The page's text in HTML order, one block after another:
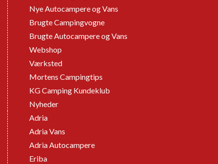
Nye Autocampere og Vans
Brugte Campingvogne
Brugte Autocampere og Vans
Webshop
Værksted
Mortens Campingtips
KG Camping Kundeklub
Nyheder
Adria
Adria Vans
Adria Autocampere
Eriba